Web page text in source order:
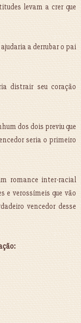
levam a crer que
a derrubar o pai
distrair seu coração
dos dois previu que
seria o primeiro
romance inter-racial
e verossímeis que vão
vencedor desse